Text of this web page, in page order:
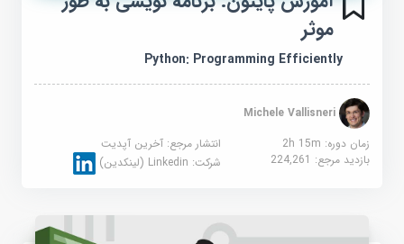
موثر
Python: Programming Efficiently
Michele Vallisneri
زمان دوره: 2h 15m
انتشار مرجع:آخرین آپدیت
بازدید مرجع:224,261 شرکت:Linkedin (لینکدین)